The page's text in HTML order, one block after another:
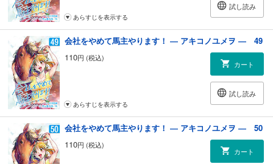
試し読み
あらすじを表示する
会社をやめて馬主やります！ ― アキコノユメヲ ― 49
110円 (税込)
カート
試し読み
あらすじを表示する
会社をやめて馬主やります！ ― アキコノユメヲ ― 50
110円 (税込)
カート